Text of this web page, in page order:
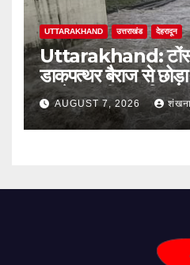
UTTARAKHAND उत्तराखंड देहरादून
Uttarakhand: टोंस-
डाकपत्थर बैराज से
क्यूसेक पानी; जलविद्युत
AUGUST 7, 2026